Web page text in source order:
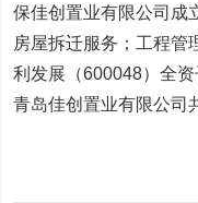
保佳创置业有限公司成
房屋拆迁服务；工程管
利发展（600048）全资
青岛佳创置业有限公司